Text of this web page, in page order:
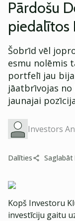
Pārdošu
piedalītos
Šobrīd vēl
esmu nolēmis
portfelī jau
jāatbrīvojas no
jaunajai
Investors
Dalīties Saglabāt
Kopš Investoru
investīciju gaitu